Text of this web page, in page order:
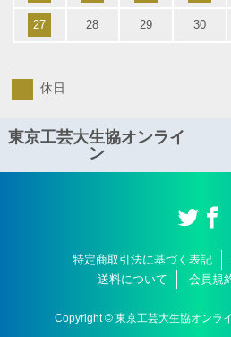
27 28 29 30
休日
東京工芸大生協オンライ
ン
特定商取引法に基づく表記
送料について
会員規
Copyright © 東京工芸大生協オンラ